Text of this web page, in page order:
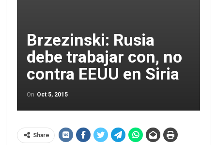
Brzezinski: Rusia
debe trabajar con, no
contra EEUU en Siria
On Oct 5, 2015
Share